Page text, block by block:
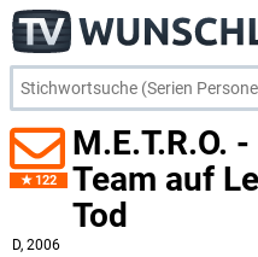
122
M.E.T.R.O. -
Team auf
Tod
D, 2006kostenl